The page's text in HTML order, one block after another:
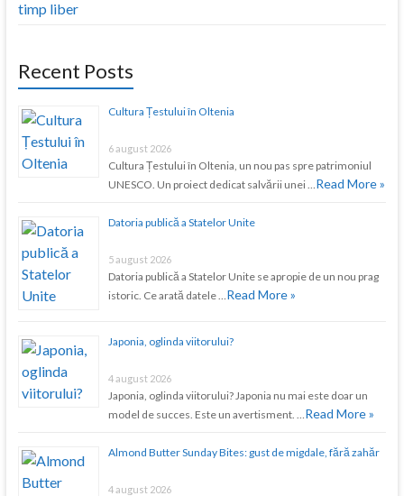
timp liber
Recent Posts
Cultura Țestului în Oltenia
6 august 2026
Cultura Țestului în Oltenia, un nou pas spre patrimoniul
UNESCO. Un proiect dedicat salvării unei … Read More »
Datoria publică a Statelor Unite
5 august 2026
Datoria publică a Statelor Unite se apropie de un nou prag
istoric. Ce arată datele … Read More »
Japonia, oglinda viitorului?
4 august 2026
Japonia, oglinda viitorului? Japonia nu mai este doar un
model de succes. Este un avertisment. … Read More »
Almond Butter Sunday Bites: gust de migdale, fără zahăr
4 august 2026